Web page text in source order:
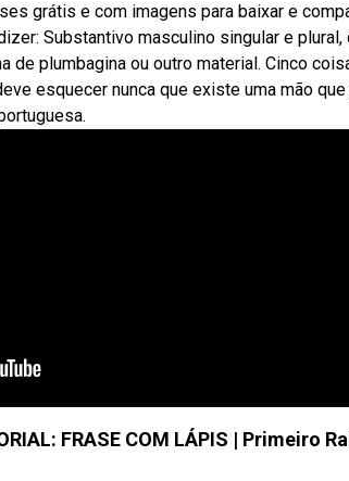
grátis e com imagens para baixar e
Substantivo masculino singular e
de plumbagina ou outro material. Cinco
esquecer nunca que existe uma mão
FRASE COM LÁPIS | Primeiro